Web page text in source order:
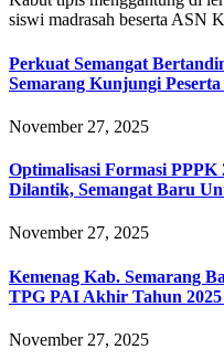
siswi madrasah beserta ASN
Perkuat Semangat
Semarang Kunjungi
November 27, 2025
Optimalisasi Formasi PPPK
Dilantik, Semangat Baru
November 27, 2025
Kemenag Kab. Semarang
TPG PAI Akhir Tahun
November 27, 2025